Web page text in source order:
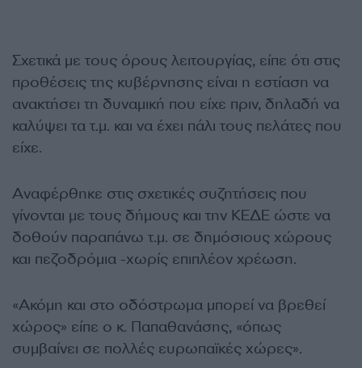
Σχετικά με τους όρους λειτουργίας, είπε ότι στις
προθέσεις της κυβέρνησης είναι η εστίαση να
ανακτήσει τη δυναμική που είχε πριν, δηλαδή να
καλύψει τα τ.μ. και να έχει πάλι τους πελάτες που
είχε.
Αναφέρθηκε στις σχετικές συζητήσεις που
γίνονται με τους δήμους και την ΚΕΔΕ ώστε να
δοθούν παραπάνω τ.μ. σε δημόσιους χώρους
και πεζοδρόμια -χωρίς επιπλέον χρέωση.
«Ακόμη και στο οδόστρωμα μπορεί να βρεθεί
χώρος» είπε ο κ. Παπαθανάσης, «όπως
συμβαίνει σε πολλές ευρωπαϊκές χώρες».